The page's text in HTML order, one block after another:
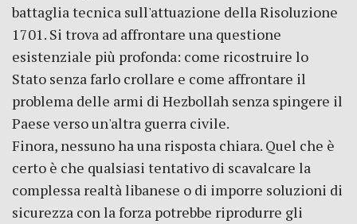
battaglia tecnica sull'attuazione della Risoluzione
1701. Si trova ad affrontare una questione
esistenziale più profonda: come ricostruire lo
Stato senza farlo crollare e come affrontare il
problema delle armi di Hezbollah senza spingere il
Paese verso un'altra guerra civile.
Finora, nessuno ha una risposta chiara. Quel che è
certo è che qualsiasi tentativo di scavalcare la
complessa realtà libanese o di imporre soluzioni di
sicurezza con la forza potrebbe riprodurre gli